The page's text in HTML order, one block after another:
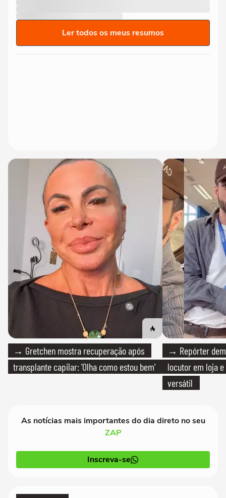
Ler todos os meus resumos
→ Gretchen mostra recuperação após
transplante capilar: 'Olha como estou bem'
→ Repórter
locutor em loja
versátil
As notícias mais importantes do dia direto no seu
ZAP
Inscreva-se